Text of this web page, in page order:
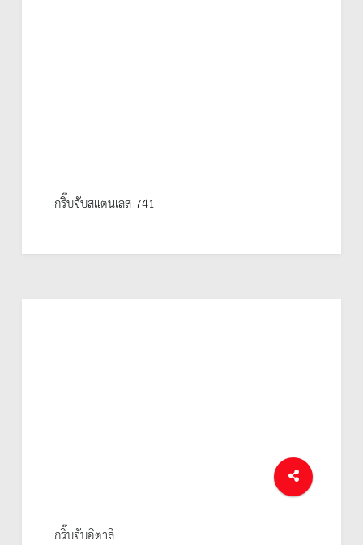
กริ๊บจับสแตนเลส 741
กริ๊บจับอิตาลี